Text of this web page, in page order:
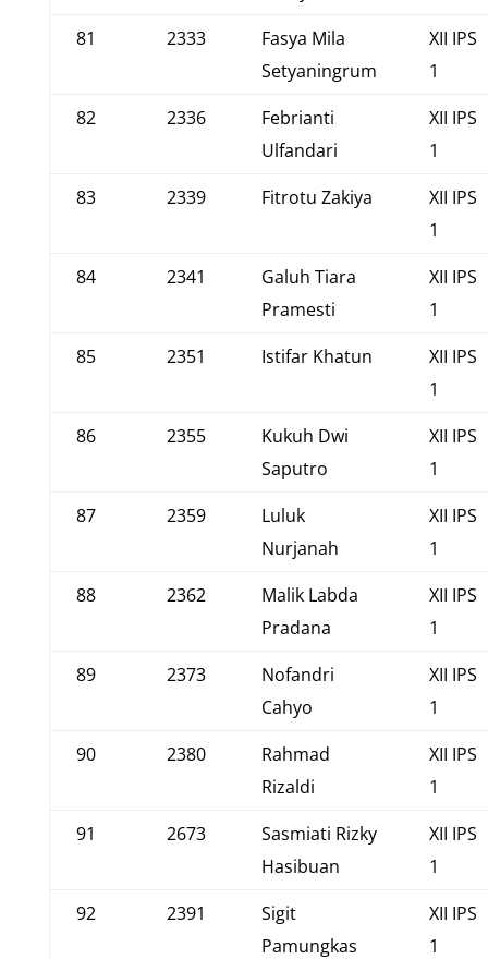
81
2333
Fasya Mila
Setyaningrum
XII IPS
1
82
2336
Febrianti
Ulfandari
XII IPS
1
83
2339 Fitrotu Zakiya
XII IPS
1
84
2341
Galuh Tiara
Pramesti
XII IPS
1
85
2351 Istifar Khatun
XII IPS
1
86
2355
Kukuh Dwi
Saputro
XII IPS
1
87
2359
Luluk
Nurjanah
XII IPS
1
88
2362
Malik Labda
Pradana
XII IPS
1
89
2373
Nofandri
Cahyo
XII IPS
1
90
2380
Rahmad
Rizaldi
XII IPS
1
91
2673
Sasmiati Rizky
Hasibuan
XII IPS
1
92
2391
Sigit
Pamungkas
XII IPS
1